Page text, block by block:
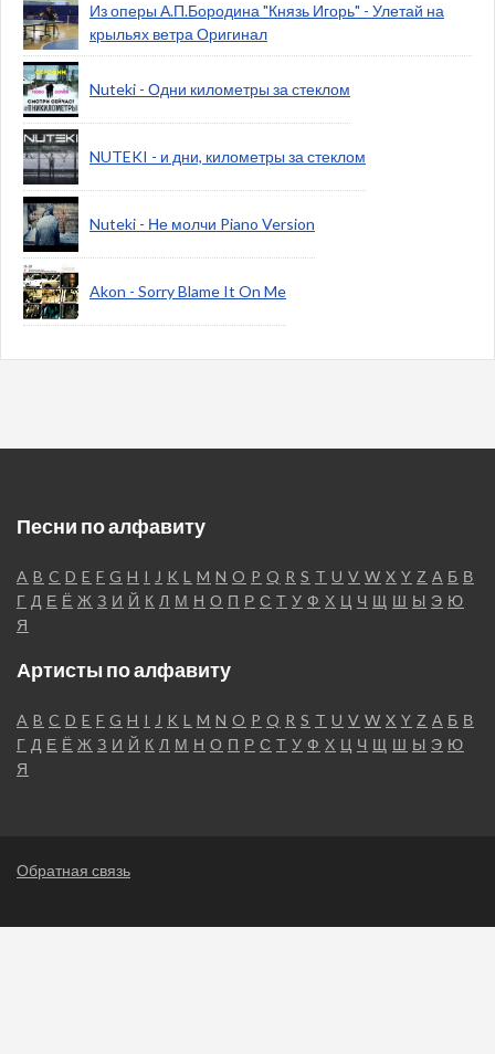
Из оперы А.П.Бородина "Князь Игорь" - Улетай на
крыльях ветра Оригинал
Nuteki - Одни километры за стеклом
NUTEKI - и дни, километры за стеклом
Nuteki - Не молчи Piano Version
Akon - Sorry Blame It On Me
Песни по алфавиту
A B C D E F G H I J K L M N O P Q R S T U V W X Y Z А Б В
Г Д Е Ё Ж З И Й К Л М Н О П Р С Т У Ф Х Ц Ч Щ Ш Ы Э Ю
Я
Артисты по алфавиту
A B C D E F G H I J K L M N O P Q R S T U V W X Y Z А Б В
Г Д Е Ё Ж З И Й К Л М Н О П Р С Т У Ф Х Ц Ч Щ Ш Ы Э Ю
Я
Обратная связь